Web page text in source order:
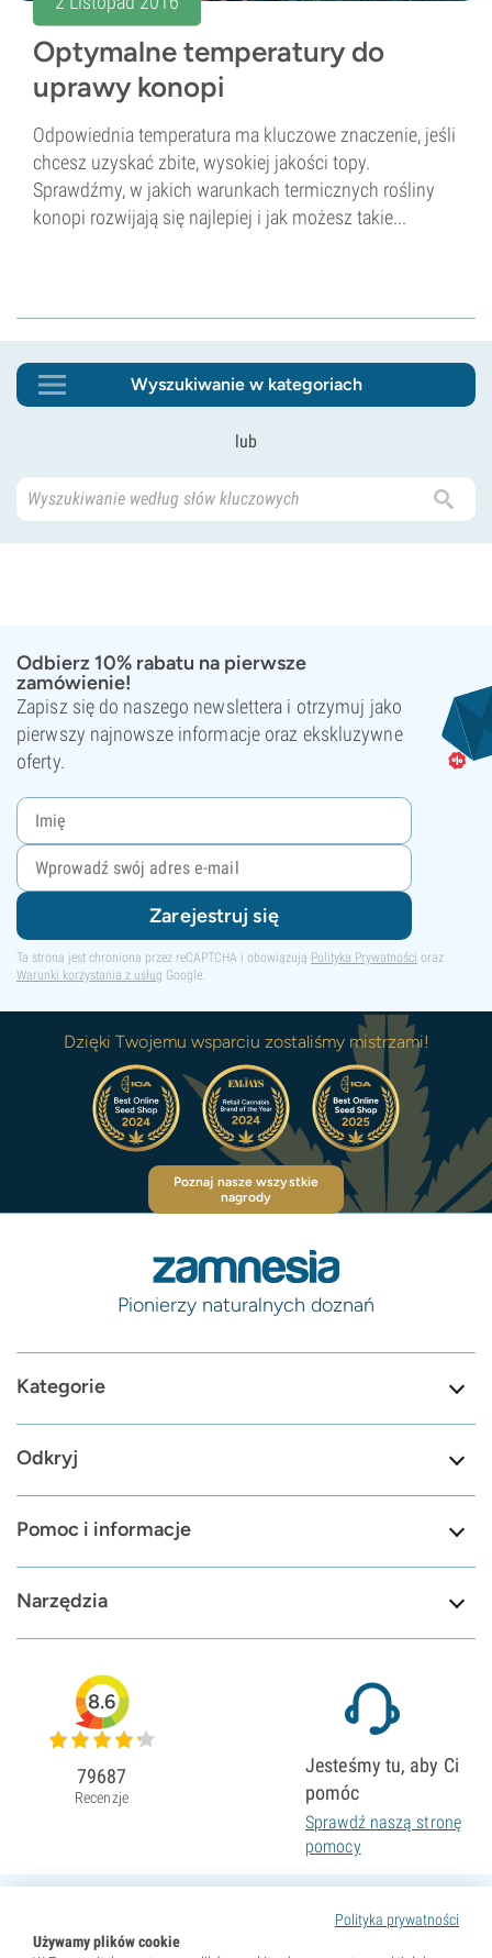
Optymalne temperatury do
uprawy konopi
Odpowiednia temperatura ma kluczowe znaczenie, jeśli
chcesz uzyskać zbite, wysokiej jakości topy.
Sprawdźmy, w jakich warunkach termicznych rośliny
konopi rozwijają się najlepiej i jak możesz takie...
Wyszukiwanie w kategoriach
lub
Odbierz 10% rabatu na pierwsze
zamówienie!
Zapisz się do naszego newslettera i otrzymuj jako
pierwszy najnowsze informacje oraz ekskluzywne
oferty.
Zarejestruj się
Ta strona jest chroniona przez reCAPTCHA i obowiązują Polityka Prywatności oraz
Warunki korzystania z usług Google.
Dzięki Twojemu wsparciu zostaliśmy mistrzami!
Poznaj nasze wszystkie
nagrody
Pionierzy naturalnych doznań
Kategorie
Odkryj
Pomoc i informacje
Narzędzia
Polityka prywatności
Używamy plików cookie
8.6
79687
Recenzje
Jesteśmy tu, aby Ci
pomóc
Sprawdź naszą stronę
pomocy